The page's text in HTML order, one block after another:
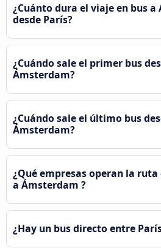
¿Cuánto dura el viaje en bus
desde París?
¿Cuándo sale el primer bus
Ámsterdam?
¿Cuándo sale el último bus
Ámsterdam?
¿Qué empresas operan la ruta
a Ámsterdam ?
¿Hay un bus directo entre